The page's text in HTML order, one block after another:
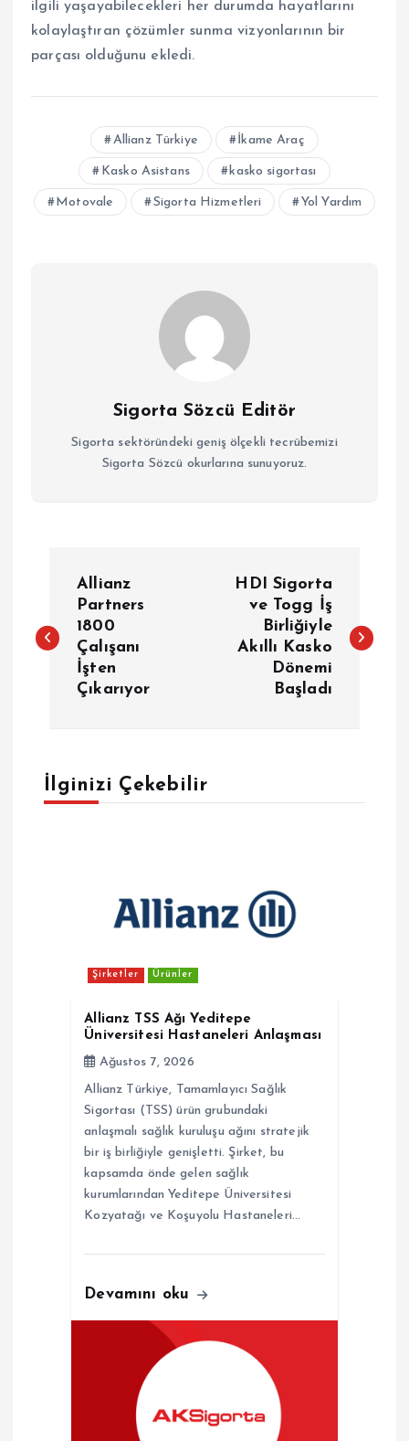
ilgili yaşayabilecekleri her durumda hayatlarını
kolaylaştıran çözümler sunma vizyonlarının bir
parçası olduğunu ekledi.
Allianz Türkiye İkame Araç
Kasko Asistans kasko sigortası
Motovale Sigorta Hizmetleri Yol Yardım
Sigorta Sözcü Editör
Sigorta sektöründeki geniş ölçekli tecrübemizi
Sigorta Sözcü okurlarına sunuyoruz.
z
e
Allianz
Partners
1800
Çalışanı
İşten
Çıkarıyor
HDI Sigorta
ve Togg İş
Birliğiyle
Akıllı Kasko
Dönemi
Başladı
İlginizi Çekebilir
Şirketler Ürünler
Allianz TSS Ağı Yeditepe
Üniversitesi Hastaneleri Anlaşması
Ağustos 7, 2026
Allianz Türkiye, Tamamlayıcı Sağlık
Sigortası (TSS) ürün grubundaki
anlaşmalı sağlık kuruluşu ağını stratejik
bir iş birliğiyle genişletti. Şirket, bu
kapsamda önde gelen sağlık
kurumlarından Yeditepe Üniversitesi
Kozyatağı ve Koşuyolu Hastaneleri…
Devamını oku